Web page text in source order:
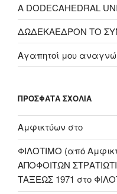
A DODECAHEDRAL
ΔΩΔΕΚΑΕΔΡΟΝ ΤΟ
Αγαπητοί μου
ΠΡΌΣΦΑΤΑ ΣΧΌΛΙΑ
Αμφικτύων στο
ΦΙΛΟΤΙΜΟ (από
ΑΠΟΦΟΙΤΩΝ
ΤΑΞΕΩΣ 1971 στο